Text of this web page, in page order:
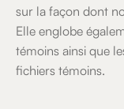
sur la façon dont
Elle englobe
témoins ainsi que
fichiers témoins.